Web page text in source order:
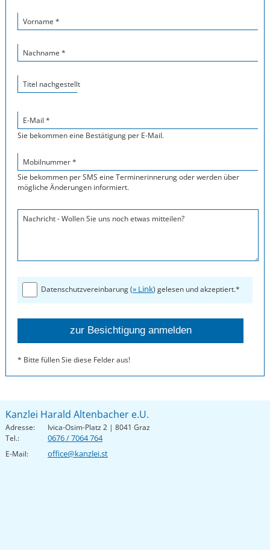
Vorname *
Nachname *
Titel nachgestellt
E-Mail *
Sie bekommen eine Bestätigung per E-Mail.
Mobilnummer *
Sie bekommen per SMS eine Terminerinnerung oder werden über
mögliche Änderungen informiert.
Nachricht - Wollen Sie uns noch etwas mitteilen?
Datenschutzvereinbarung (» Link) gelesen und akzeptiert.*
* Bitte füllen Sie diese Felder aus!
Kanzlei Harald Altenbacher e.U.
Adresse:
Ivica-Osim-Platz 2 | 8041 Graz
Tel.:
0676 / 7064 764
E-Mail: office@kanzlei.st